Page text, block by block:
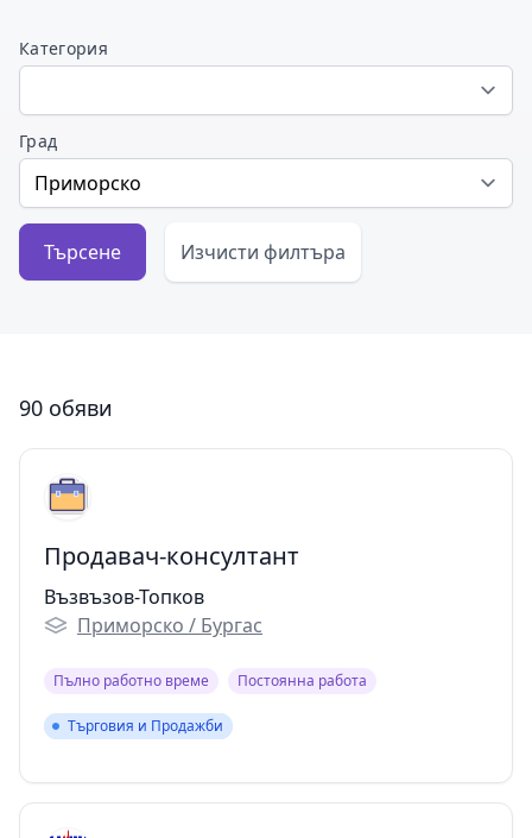
Категория
Град
Търсене Изчисти филтъра
90 обяви
Продавач-консултант
Възвъзов-Топков
Приморско / Бургас
Пълно работно време Постоянна работа
Търговия и Продажби
Търговия и Продажби